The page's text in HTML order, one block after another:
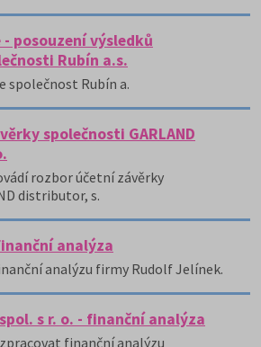
posouzení výsledků
Rubín a.s.
společnost Rubín a.
společnosti GARLAND
rozbor účetní závěrky
distributor, s.
analýza
analýzu firmy Rudolf Jelínek.
s r. o. - finanční analýza
finanční analýzu